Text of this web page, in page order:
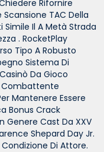
Rifornire
TAC Della
Il A Metà Strada
. RocketPlay
Tipo A Robusto
Sistema Di
Da Gioco
Combattente
Mantenere Essere
Bonus Crack
Genere Cast Da XXV
Shepard Day Jr.
Di Attore.